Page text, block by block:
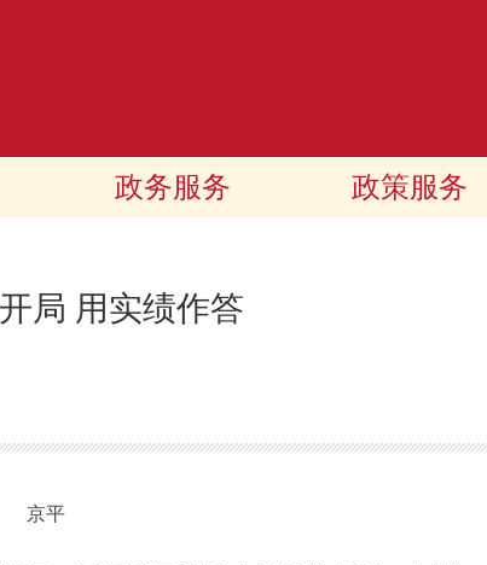
政务服务 政策服务
局 用实绩作答
京平